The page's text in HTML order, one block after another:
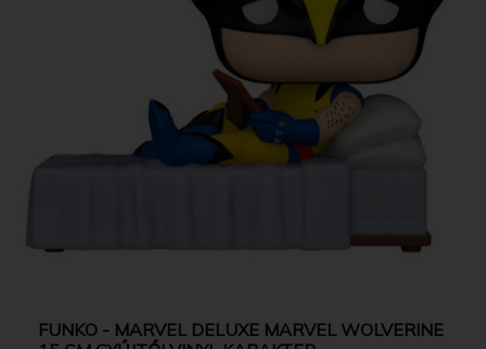
FUNKO - MARVEL DELUXE MARVEL WOLVERINE